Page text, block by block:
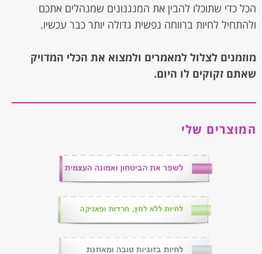
הכל כדי שתוכלו להבין את המנגנונים שמנהלים אתכם
ולהתחיל לחיות ברווחה נפשית גדולה יותר כבר עכשיו.
מוזמנים לצלול למאמרים ולמצוא את הכלי המדויק
שאתם זקוקים לו היום.
המוצרים שלי